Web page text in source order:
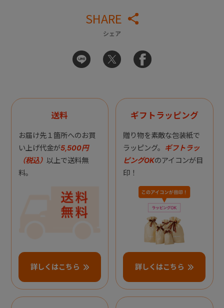
SHARE
シェア
送料
お届け先１箇所へのお買
い上げ代金が5,500円
（税込） 以上で送料無
料。
詳しくはこちら
ギフトラッピング
贈り物を素敵な包装紙で
ラッピング。 ギフトラッ
ピングOKのアイコンが目
印！
詳しくはこちら